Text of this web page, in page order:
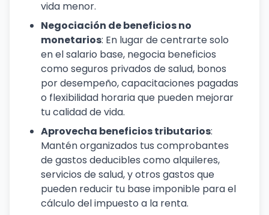
vida menor.
Negociación de beneficios no
monetarios: En lugar de centrarte solo
en el salario base, negocia beneficios
como seguros privados de salud, bonos
por desempeño, capacitaciones pagadas
o flexibilidad horaria que pueden mejorar
tu calidad de vida.
Aprovecha beneficios tributarios:
Mantén organizados tus comprobantes
de gastos deducibles como alquileres,
servicios de salud, y otros gastos que
pueden reducir tu base imponible para el
cálculo del impuesto a la renta.